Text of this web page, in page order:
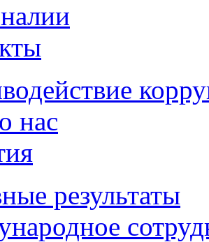
нас
результаты